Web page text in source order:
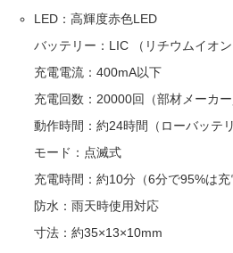
LED：高輝度赤色LED
バッテリー：LIC （リチウムイオン
充電電流：400mA以下
充電回数：20000回（部材メーカー
動作時間：約24時間（ローバッテ
モード：点滅式
充電時間：約10分（6分で95%は充
防水：雨天時使用対応
寸法：約35×13×10mm